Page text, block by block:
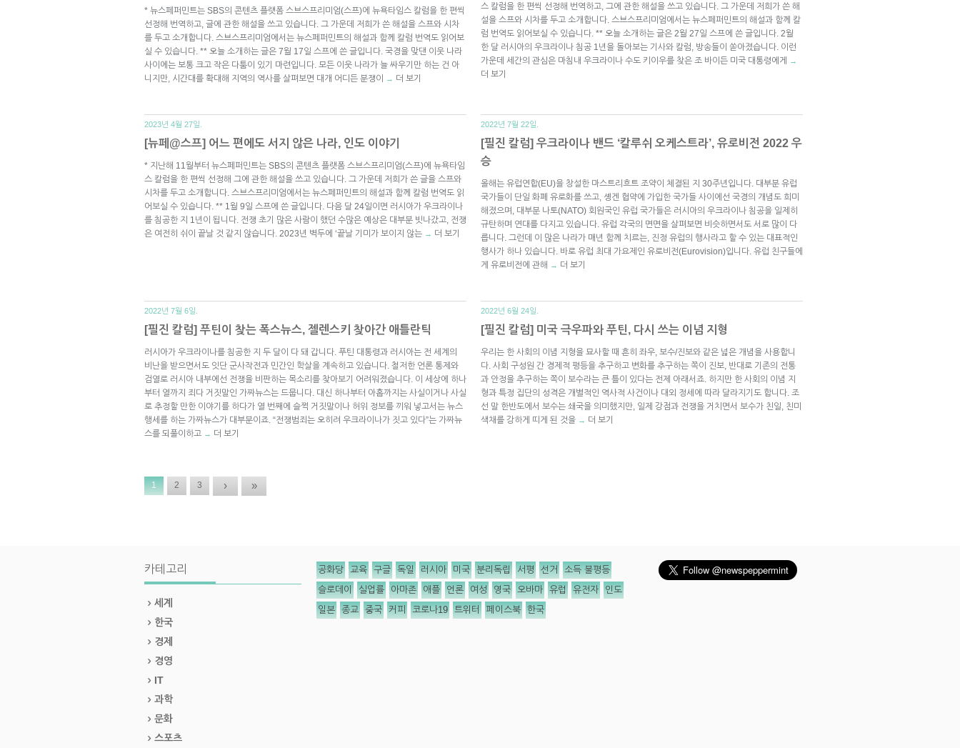
* 뉴스페퍼민트는 SBS의 콘텐츠 플랫폼 스브스프리미엄(스프)에 뉴욕타임스 칼럼을 한 편씩
선정해 번역하고, 글에 관한 해설을 쓰고 있습니다. 그 가운데 저희가 쓴 해설을 스프와 시차
를 두고 소개합니다. 스브스프리미엄에서는 뉴스페퍼민트의 해설과 함께 칼럼 번역도 읽어보
실 수 있습니다. ** 오늘 소개하는 글은 7월 17일 스프에 쓴 글입니다. 국경을 맞댄 이웃 나라
사이에는 보통 크고 작은 다툼이 있기 마련입니다. 모든 이웃 나라가 늘 싸우기만 하는 건 아
니지만, 시간대를 확대해 지역의 역사를 살펴보면 대개 어디든 분쟁이
→ 더 보기
스 칼럼을 한 편씩 선정해 번역하고, 그에 관한 해설을 쓰고 있습니다. 그 가운데 저희가 쓴 해
설을 스프와 시차를 두고 소개합니다. 스브스프리미엄에서는 뉴스페퍼민트의 해설과 함께 칼
럼 번역도 읽어보실 수 있습니다. ** 오늘 소개하는 글은 2월 27일 스프에 쓴 글입니다. 2월
한 달 러시아의 우크라이나 침공 1년을 돌아보는 기사와 칼럼, 방송들이 쏟아졌습니다. 이런
가운데 세간의 관심은 마침내 우크라이나 수도 키이우를 찾은 조 바이든 미국 대통령에게
→
더 보기
2023년 4월 27일.
[뉴페@스프] 어느 편에도 서지 않은 나라, 인도 이야기
* 지난해 11월부터 뉴스페퍼민트는 SBS의 콘텐츠 플랫폼 스브스프리미엄(스프)에 뉴욕타임
스 칼럼을 한 편씩 선정해 그에 관한 해설을 쓰고 있습니다. 그 가운데 저희가 쓴 글을 스프와
시차를 두고 소개합니다. 스브스프리미엄에서는 뉴스페퍼민트의 해설과 함께 칼럼 번역도 읽
어보실 수 있습니다. ** 1월 9일 스프에 쓴 글입니다. 다음 달 24일이면 러시아가 우크라이나
를 침공한 지 1년이 됩니다. 전쟁 초기 많은 사람이 했던 수많은 예상은 대부분 빗나갔고, 전쟁
은 여전히 쉬이 끝날 것 같지 않습니다. 2023년 벽두에 ‘끝날 기미가 보이지 않는 → 더 보기
2022년 7월 22일.
[필진 칼럼] 우크라이나 밴드 ‘칼루쉬 오케스트라’, 유로비전 2022 우
승
올해는 유럽연합(EU)을 창설한 마스트리흐트 조약이 체결된 지 30주년입니다. 대부분 유럽
국가들이 단일 화폐 유로화를 쓰고, 솅겐 협약에 가입한 국가들 사이에선 국경의 개념도 희미
해졌으며, 대부분 나토(NATO) 회원국인 유럽 국가들은 러시아의 우크라이나 침공을 일제히
규탄하며 연대를 다지고 있습니다. 유럽 각국의 면면을 살펴보면 비슷하면서도 서로 많이 다
릅니다. 그런데 이 많은 나라가 매년 함께 치르는, 진정 유럽의 행사라고 할 수 있는 대표적인
행사가 하나 있습니다. 바로 유럽 최대 가요제인 유로비전(Eurovision)입니다. 유럽 친구들에
게 유로비전에 관해 → 더 보기
2022년 7월 6일.
[필진 칼럼] 푸틴이 찾는 폭스뉴스, 젤렌스키 찾아간 애틀란틱
러시아가 우크라이나를 침공한 지 두 달이 다 돼 갑니다. 푸틴 대통령과 러시아는 전 세계의
비난을 받으면서도 잇단 군사작전과 민간인 학살을 계속하고 있습니다. 철저한 언론 통제와
검열로 러시아 내부에선 전쟁을 비판하는 목소리를 찾아보기 어려워졌습니다. 이 세상에 하나
부터 열까지 죄다 거짓말인 가짜뉴스는 드뭅니다. 대신 하나부터 아홉까지는 사실이거나 사실
로 추정할 만한 이야기를 하다가 열 번째에 슬쩍 거짓말이나 허위 정보를 끼워 넣고서는 뉴스
행세를 하는 가짜뉴스가 대부분이죠. “전쟁범죄는 오히려 우크라이나가 짓고 있다”는 가짜뉴
스를 되풀이하고 → 더 보기
2022년 6월 24일.
[필진 칼럼] 미국 극우파와 푸틴, 다시 쓰는 이념 지형
우리는 한 사회의 이념 지형을 묘사할 때 흔히 좌우, 보수/진보와 같은 넓은 개념을 사용합니
다. 사회 구성원 간 경제적 평등을 추구하고 변화를 추구하는 쪽이 진보, 반대로 기존의 전통
과 안정을 추구하는 쪽이 보수라는 큰 틀이 있다는 전제 아래서죠. 하지만 한 사회의 이념 지
형과 특정 집단의 성격은 개별적인 역사적 사건이나 대외 정세에 따라 달라지기도 합니다. 조
선 말 한반도에서 보수는 쇄국을 의미했지만, 일제 강점과 전쟁을 거치면서 보수가 친일, 친미
색채를 강하게 띠게 된 것을 → 더 보기
1 2 3 › »
카테고리
세계
한국
경제
경영
IT
과학
문화
스포츠
공화당 교육 구글 독일 러시아 미국 분리독립 서평 선거 소득 불평등
슬로데이 실업률 아마존 애플 언론 여성 영국 오바마 유럽 유전자 인도
일본 종교 중국 커피 코로나19 트위터 페이스북 한국